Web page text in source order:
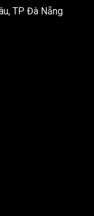
TP Đà Nẵng